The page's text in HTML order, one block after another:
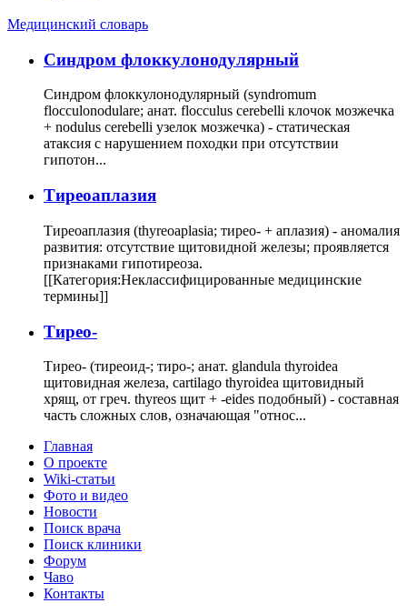
Медицинский словарь
Cиндром флоккулонодулярный
Синдром флоккулонодулярный (syndromum
flocculonodulare; анат. flocculus cerebelli клочок мозжечка
+ nodulus cerebelli узелок мозжечка) - статическая
атаксия с нарушением походки при отсутствии
гипотон...
Тиреоаплазия
Тиреоаплазия (thyreoaplasia; тирео- + аплазия) - аномалия
развития: отсутствие щитовидной железы; проявляется
признаками гипотиреоза.
[[Категория:Неклассифицированные медицинские
термины]]
Тирео-
Тирео- (тиреоид-; тиро-; анат. glandula thyroidea
щитовидная железа, cartilago thyroidea щитовидный
хрящ, от греч. thyreos щит + -eides подобный) - составная
часть сложных слов, означающая "относ...
Главная
О проекте
Wiki-статьи
Фото и видео
Новости
Поиск врача
Поиск клиники
Форум
Чаво
Контакты